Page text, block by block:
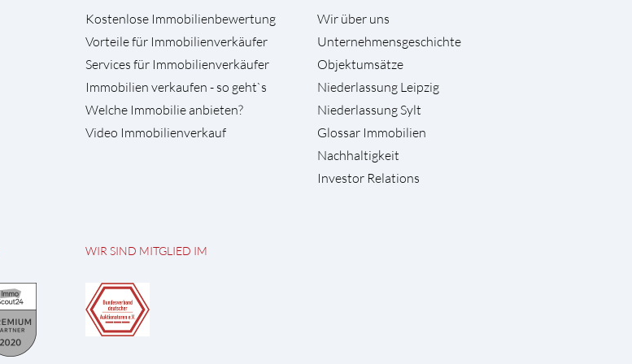
Kostenlose Immobilienbewertung
Vorteile für Immobilienverkäufer
Services für Immobilienverkäufer
Immobilien verkaufen - so geht`s
Welche Immobilie anbieten?
Video Immobilienverkauf
Wir über uns
Unternehmensgeschichte
Objektumsätze
Niederlassung Leipzig
Niederlassung Sylt
Glossar Immobilien
Nachhaltigkeit
Investor Relations
WIR SIND MITGLIED IM